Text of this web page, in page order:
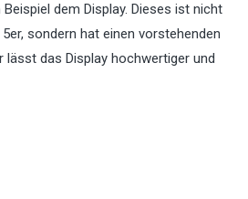
dem Display. Dieses ist nicht
sondern hat einen vorstehenden
lässt das Display hochwertiger und